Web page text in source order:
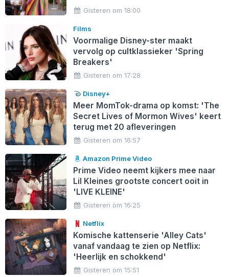
Gisteren om 18:00
Films
Voormalige Disney-ster maakt
vervolg op cultklassieker 'Spring
Breakers'
Gisteren om 17:28
Disney+
Meer MomTok-drama op komst: 'The
Secret Lives of Mormon Wives' keert
terug met 20 afleveringen
Gisteren om 16:57
Amazon Prime Video
Prime Video neemt kijkers mee naar
Lil Kleines grootste concert ooit in
'LIVE KLEINE'
Gisteren om 16:25
Netflix
Komische kattenserie 'Alley Cats'
vanaf vandaag te zien op Netflix:
'Heerlijk en schokkend'
Gisteren om 15:51